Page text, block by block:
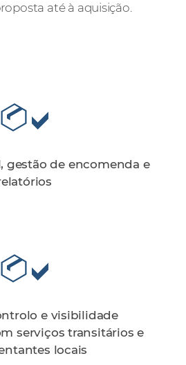
até à aquisição.
gestão de encomenda e
e visibilidade
serviços transitários e
locais